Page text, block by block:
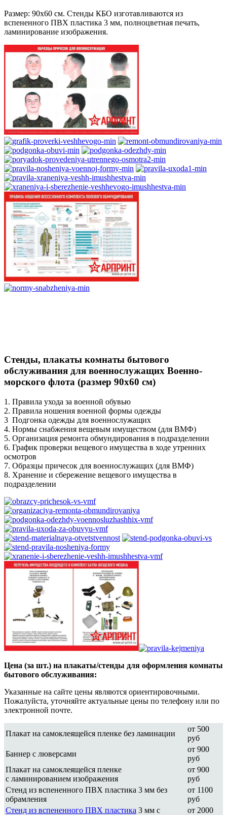
Размер: 90х60 см. Стенды КБО изготавливаются из
вспененного ПВХ пластика 3 мм, полноцветная печать,
ламинирование изображения.
Стенды, плакаты комнаты бытового
обслуживания для военнослужащих Военно-
морского флота (размер 90х60 см)
1. Правила ухода за военной обувью
2. Правила ношения военной формы одежды
3 Подгонка одежды для военнослужащих
4. Нормы снабжения вещевым имуществом (для ВМФ)
5. Организация ремонта обмундирования в подразделении
6. График проверки вещевого имущества в ходе утренних
осмотров
7. Образцы причесок для военнослужащих (для ВМФ)
8. Хранение и сбережение вещевого имущества в
подразделении
Цена (за шт.) на плакаты/стенды для оформления комнаты
бытового обслуживания:
Указанные на сайте цены являются ориентировочными.
Пожалуйста, уточняйте актуальные цены по телефону или по
электронной почте.
Плакат на самоклеящейся пленке без ламинации
от 500
руб
Баннер с люверсами
от 900
руб
Плакат на самоклеящейся пленке
с ламинированием изображения
от 900
руб
Стенд из вспененного ПВХ пластика 3 мм без
обрамления
от 1100
руб
Стенд из вспененного ПВХ пластика 3 мм с
от 2000